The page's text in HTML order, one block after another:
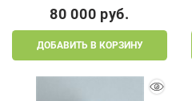
80 000 руб.
ДОБАВИТЬ В КОРЗИНУ